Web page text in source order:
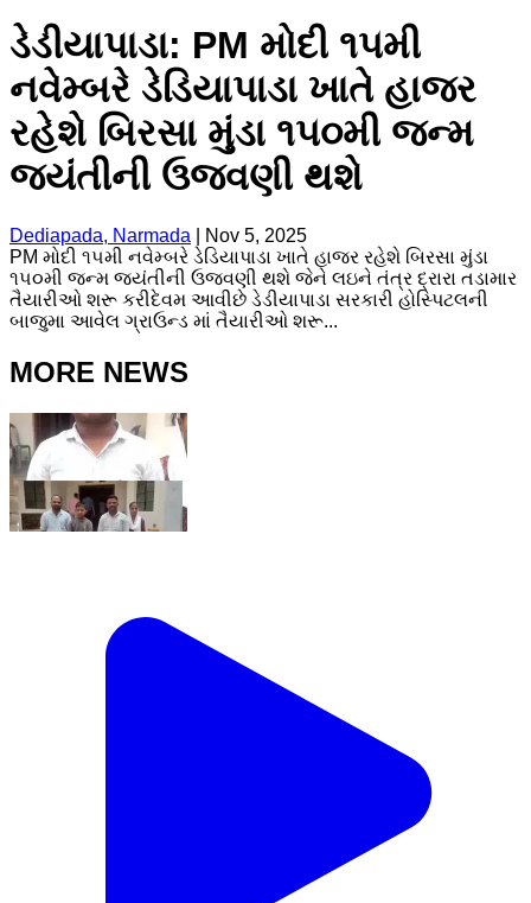
ડેડીયાપાડા: PM મોદી ૧૫મી
નવેમ્બરે ડેડિયાપાડા ખાતે હાજર
રહેશે બિરસા મુંડા ૧૫૦મી જન્મ
જયંતીની ઉજવણી થશે
Dediapada, Narmada
Nov 5, 2025
PM મોદી ૧૫મી નવેમ્બરે ડેડિયાપાડા ખાતે હાજર રહેશે બિરસા મુંડા
૧૫૦મી જન્મ જયંતીની ઉજવણી થશે જેને લઇને તંત્ર દ્રારા તડામાર
તૈયારીઓ શરૂ કરીદેવમ આવીછે ડેડીયાપાડા સરકારી હોસ્પિટલની
બાજુમા આવેલ ગ્રાઉન્ડ માં તૈયારીઓ શરૂ...
MORE NEWS